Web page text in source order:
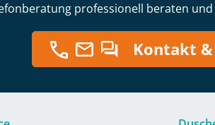
professionell beraten
Kontakt